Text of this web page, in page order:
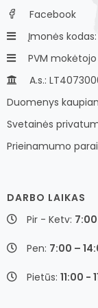
Facebook
Įmonės kodas:
PVM mokėtojo
A.s.:
Duomenys
Svetainės
Prieinamumo
DARBO LAIKAS
Pir - Ketv:
Pen: 7:00 –
Pietūs: 11:00 -